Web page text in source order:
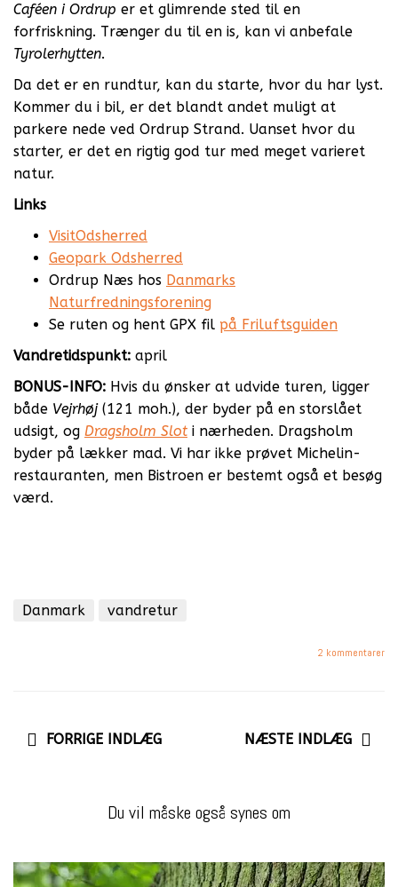
Caféen i Ordrup er et glimrende sted til en
forfriskning. Trænger du til en is, kan vi anbefale
Tyrolerhytten.
Da det er en rundtur, kan du starte, hvor du har lyst.
Kommer du i bil, er det blandt andet muligt at
parkere nede ved Ordrup Strand. Uanset hvor du
starter, er det en rigtig god tur med meget varieret
natur.
Links
VisitOdsherred
Geopark Odsherred
Ordrup Næs hos Danmarks
Naturfredningsforening
Se ruten og hent GPX fil på Friluftsguiden
Vandretidspunkt: april
BONUS-INFO: Hvis du ønsker at udvide turen, ligger
både Vejrhøj(121 moh.), der byder på en storslået
udsigt, og Dragsholm Slot i nærheden. Dragsholm
byder på lækker mad. Vi har ikke prøvet Michelin-
restauranten, men Bistroen er bestemt også et besøg
værd.
Danmark vandretur
2 kommentarer
FORRIGE INDLÆG NÆSTE INDLÆG
Du vil måske også synes om